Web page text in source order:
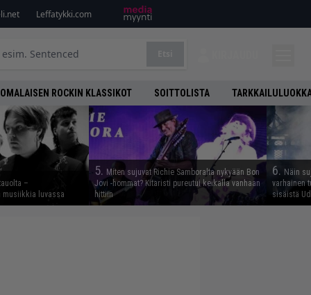
Leffatykki.com
ROCKIN KLASSIKOT SOITTOLISTA
–
musiikkia luvassa
5. Miten sujuvat Richie Samboralta nykyään Bon
Jovi -hommat? Kitaristi pureutui keikalla vanhaan
hittiin
6. Näin
varhainen
sisäistä